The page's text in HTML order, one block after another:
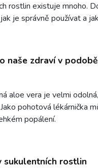
rostlin existuje mnoho.
je správně používat a
naše zdraví v
aloe vera je velmi
pohotová lékárnička
popálení.
sukulentních rostlin